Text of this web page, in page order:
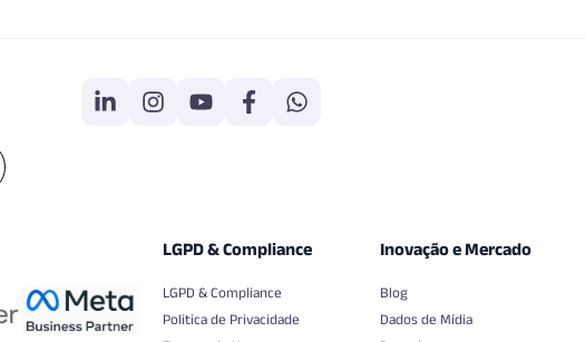
LGPD & Compliance
LGPD & Compliance
Politica de Privacidade
Inovação e Mercado
Blog
Dados de Mídia